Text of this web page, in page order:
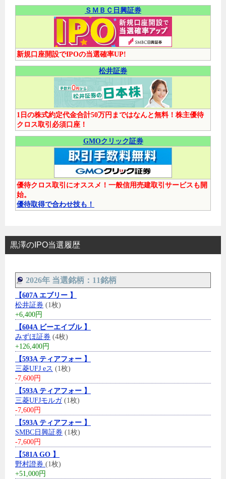
ＳＭＢＣ日興証券
新規口座開設でIPOの当選確率UP!
松井証券
1日の株式約定代金合計50万円まではなんと無料！株主優待
クロス取引必須口座！
GMOクリック証券
優待クロス取引にオススメ！一般信用売建取引サービスも開
始。
優待取得で合わせ技も！
黒澤のIPO当選履歴
2026年 当選銘柄：11銘柄
【607A エブリー 】
松井証券 (1枚)
+6,400円
【604A ビーエイブル 】
みずほ証券 (4枚)
+126,400円
【593A ティアフォー 】
三菱UFJ eス (1枚)
-7,600円
【593A ティアフォー 】
三菱UFJモルガ(1枚)
-7,600円
【593A ティアフォー 】
SMBC日興証券 (1枚)
-7,600円
【581A GO 】
野村證券 (1枚)
+51,000円